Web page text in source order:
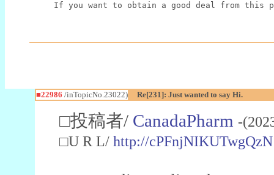
If you want to obtain a good deal from this
■22986 /inTopicNo.23022) Re[231]: Just wanted to say Hi.
□投稿者/ CanadaPharm -
□U R L/ http://cPFnjNIKUTwgQzN